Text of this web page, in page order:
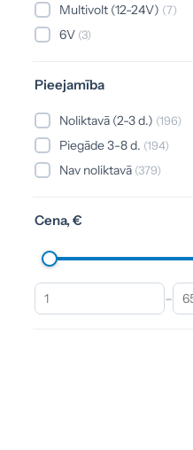
TE(1)
WERHLE(1)
Rādīt vairāk (10)
Multivolt (12-24V) (7)
6V (3)
Pieejamība
Noliktavā (2-3 d.) (196)
Piegāde 3-8 d. (194)
Nav noliktavā (379)
Cena, €
-